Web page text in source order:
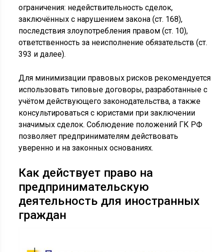
ограничения: недействительность сделок,
заключённых с нарушением закона (ст. 168),
последствия злоупотребления правом (ст. 10),
ответственность за неисполнение обязательств (ст.
393 и далее).
Для минимизации правовых рисков рекомендуется
использовать типовые договоры, разработанные с
учётом действующего законодательства, а также
консультироваться с юристами при заключении
значимых сделок. Соблюдение положений ГК РФ
позволяет предпринимателям действовать
уверенно и на законных основаниях.
Как действует право на
предпринимательскую
деятельность для иностранных
граждан